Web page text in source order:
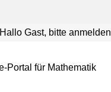
Hallo Gast, bitte anmelden